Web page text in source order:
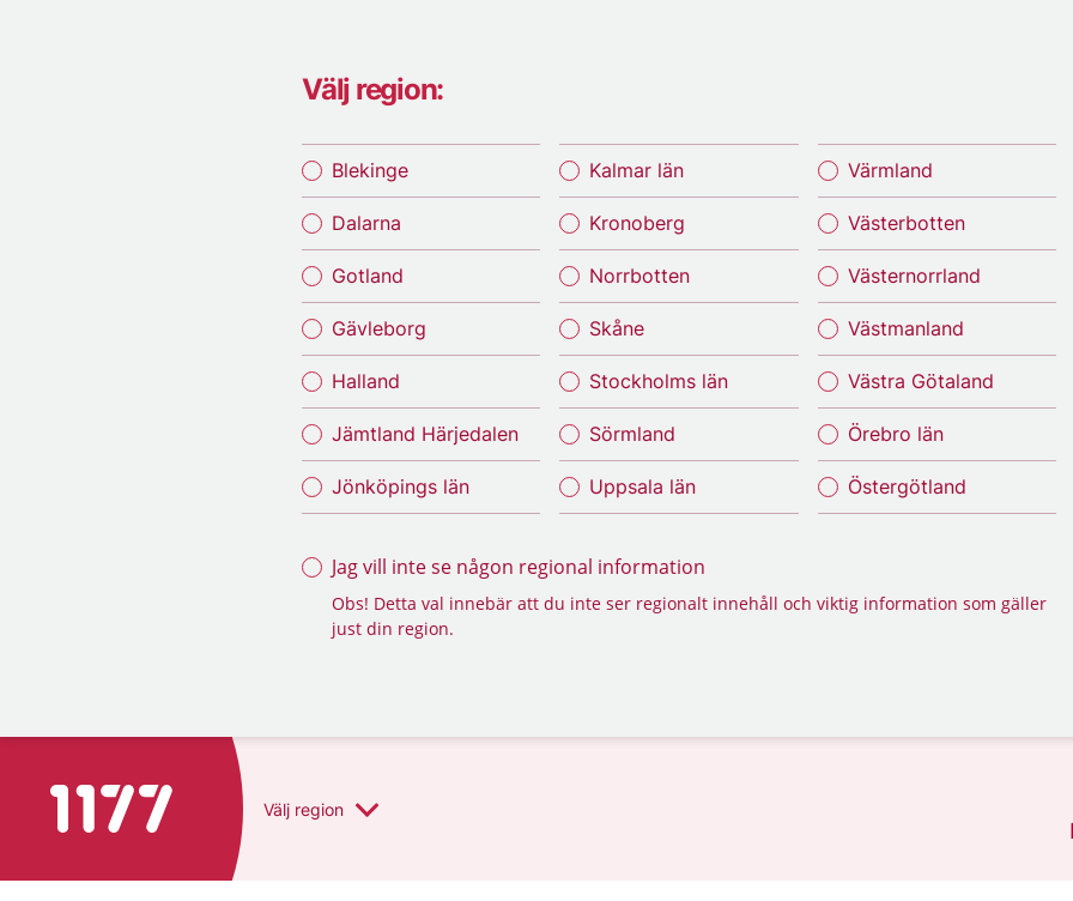
Välj region:
Blekinge
Dalarna
Gotland
Gävleborg
Halland
Jämtland Härjedalen
Jönköpings län
Kalmar län
Kronoberg
Norrbotten
Skåne
Stockholms län
Sörmland
Uppsala län
Värmland
Västerbotten
Västernorrland
Västmanland
Västra Götaland
Örebro län
Östergötland
Jag vill inte se någon regional information
Obs! Detta val innebär att du inte ser regionalt innehåll och viktig information som gäller
just din region.
Till startsidan för 1177 Välj region